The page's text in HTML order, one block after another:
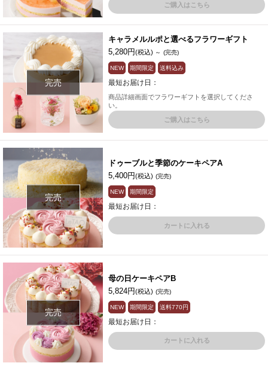
ご購入はこちら
完売
キャラメルルポと選べるフラワーギフト
5,280円(税込) ～ (完売)
NEW 期間限定 送料込み
最短お届け日：
商品詳細画面でフラワーギフトを選択してくださ
い。
ご購入はこちら
完売
ドゥーブルと季節のケーキペアA
5,400円(税込) (完売)
NEW 期間限定
最短お届け日：
カートに入れる
完売
母の日ケーキペアB
5,824円(税込) (完売)
NEW 期間限定 送料770円
最短お届け日：
カートに入れる